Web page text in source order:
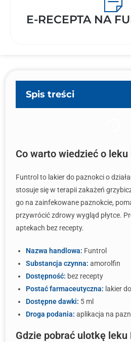
E-RECEPTA NA
Spis treści
Co warto wiedzieć o leku
Funtrol to lakier do paznokci o
stosuje się w terapii zakażeń
go na zainfekowane paznokcie,
przywrócić zdrowy wygląd płytce.
aptekach bez recepty.
Nazwa handlowa: Funtrol
Substancja czynna: amorolfin
Dostępność: bez recepty
Postać farmaceutyczna: lakier
Dostępne dawki: 5 ml
Droga podania: aplikacja na
Gdzie pobrać ulotkę leku